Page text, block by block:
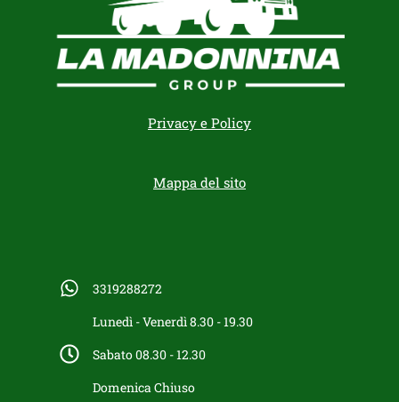
Privacy e Policy
Mappa del sito
3319288272
Lunedì - Venerdì 8.30 - 19.30
Sabato 08.30 - 12.30
Domenica Chiuso